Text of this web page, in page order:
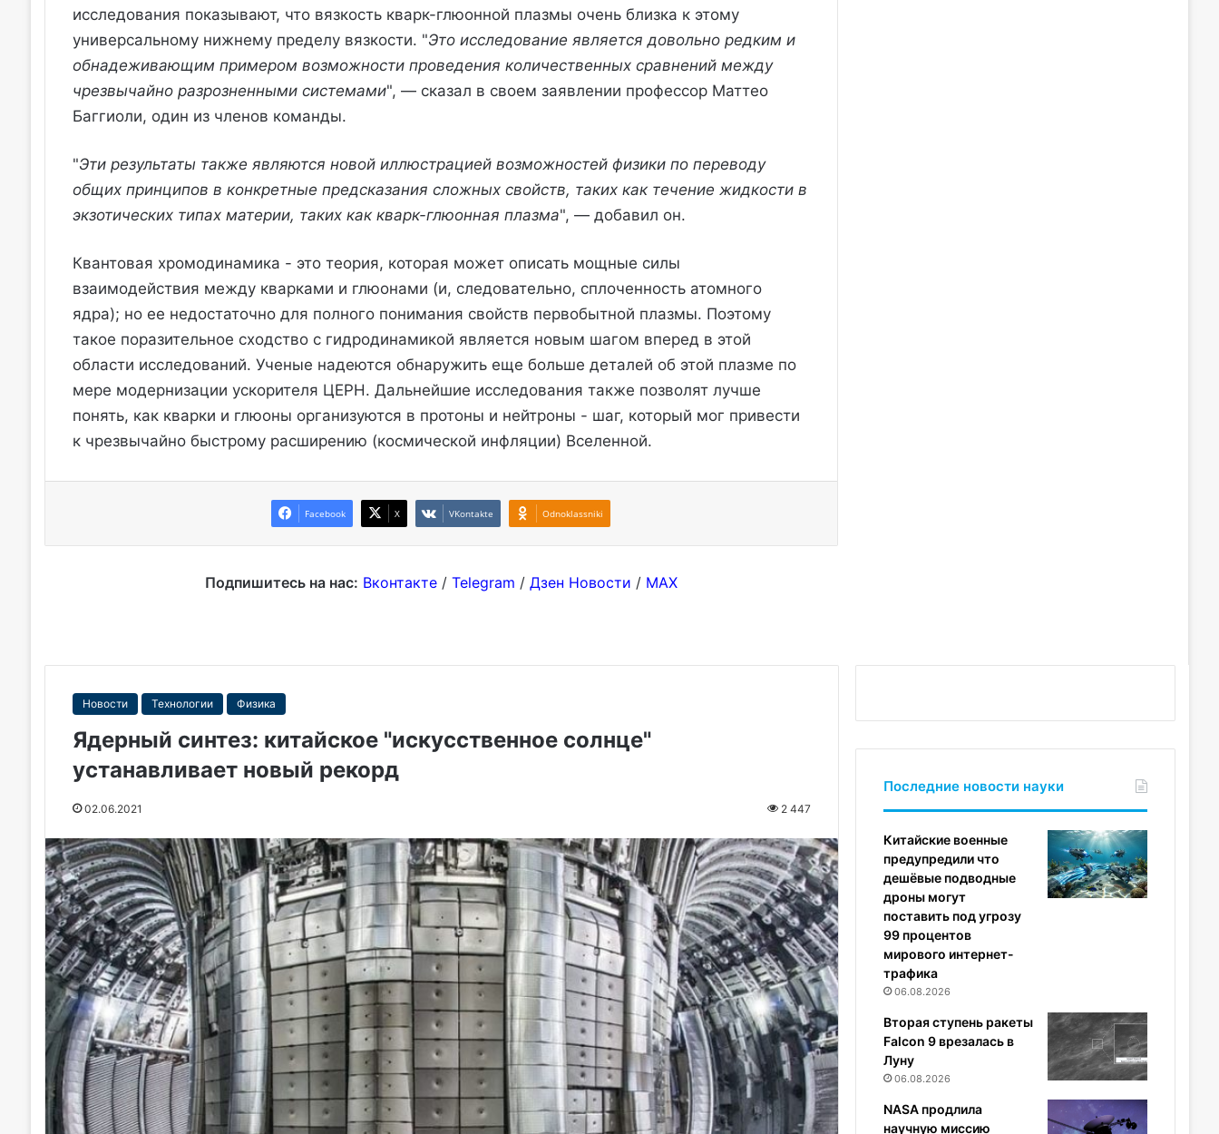
исследования показывают, что вязкость кварк-глюонной плазмы очень близка к этому
универсальному нижнему пределу вязкости. "Это исследование является довольно редким и
обнадеживающим примером возможности проведения количественных сравнений между
чрезвычайно разрозненными системами", — сказал в своем заявлении профессор Маттео
Баггиоли, один из членов команды.
"Эти результаты также являются новой иллюстрацией возможностей физики по переводу
общих принципов в конкретные предсказания сложных свойств, таких как течение жидкости в
экзотических типах материи, таких как кварк-глюонная плазма", — добавил он.
Квантовая хромодинамика - это теория, которая может описать мощные силы
взаимодействия между кварками и глюонами (и, следовательно, сплоченность атомного
ядра); но ее недостаточно для полного понимания свойств первобытной плазмы. Поэтому
такое поразительное сходство с гидродинамикой является новым шагом вперед в этой
области исследований. Ученые надеются обнаружить еще больше деталей об этой плазме по
мере модернизации ускорителя ЦЕРН. Дальнейшие исследования также позволят лучше
понять, как кварки и глюоны организуются в протоны и нейтроны - шаг, который мог привести
к чрезвычайно быстрому расширению (космической инфляции) Вселенной.
Facebook X VKontakte Odnoklassniki
Подпишитесь на нас: Вконтакте/ Telegram / Дзен Новости / MAX